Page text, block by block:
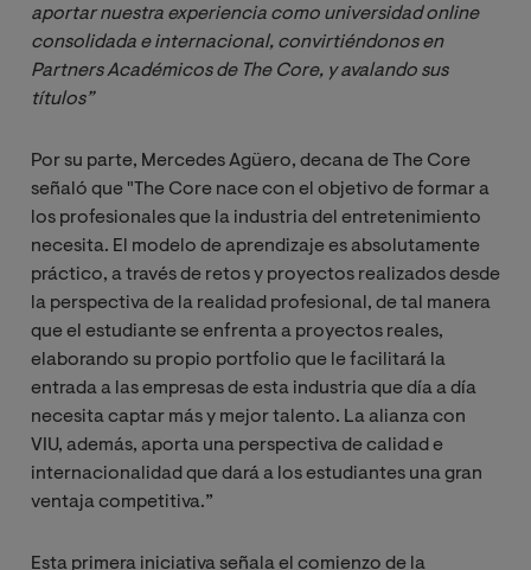
aportar nuestra experiencia como universidad online
consolidada e internacional, convirtiéndonos en
Partners Académicos de The Core, y avalando sus
títulos”
Por su parte, Mercedes Agüero, decana de The Core
señaló que "The Core nace con el objetivo de formar a
los profesionales que la industria del entretenimiento
necesita. El modelo de aprendizaje es absolutamente
práctico, a través de retos y proyectos realizados desde
la perspectiva de la realidad profesional, de tal manera
que el estudiante se enfrenta a proyectos reales,
elaborando su propio portfolio que le facilitará la
entrada a las empresas de esta industria que día a día
necesita captar más y mejor talento. La alianza con
VIU, además, aporta una perspectiva de calidad e
internacionalidad que dará a los estudiantes una gran
ventaja competitiva.”
Esta primera iniciativa señala el comienzo de la